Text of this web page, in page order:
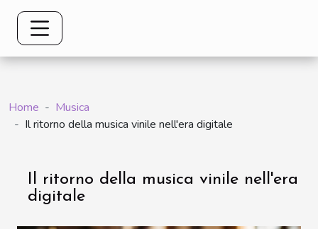
Home
Musica
Il ritorno della musica vinile nell'era digitale
Il ritorno della musica vinile nell'era
digitale